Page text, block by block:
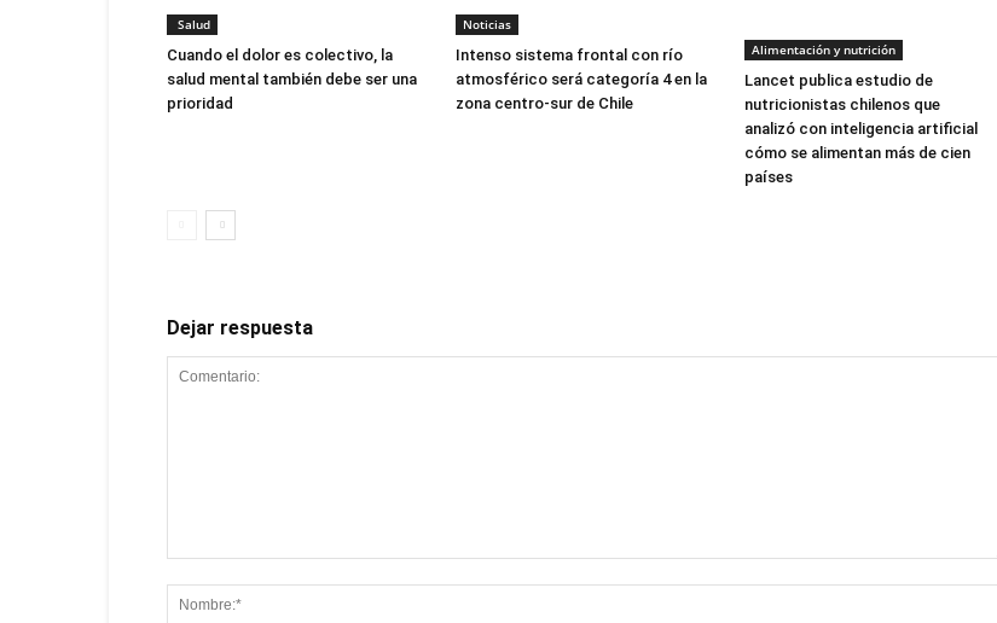
Salud
Cuando el dolor es colectivo, la
salud mental también debe ser una
prioridad
Noticias
Intenso sistema frontal con río
atmosférico será categoría 4 en la
zona centro-sur de Chile
Alimentación y nutrición
Lancet publica estudio de
nutricionistas chilenos que
analizó con inteligencia artificial
cómo se alimentan más de cien
países
Dejar respuesta